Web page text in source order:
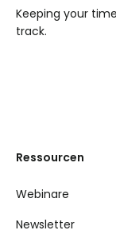
Keeping your
track.
Ressourcen
Webinare
Newsletter